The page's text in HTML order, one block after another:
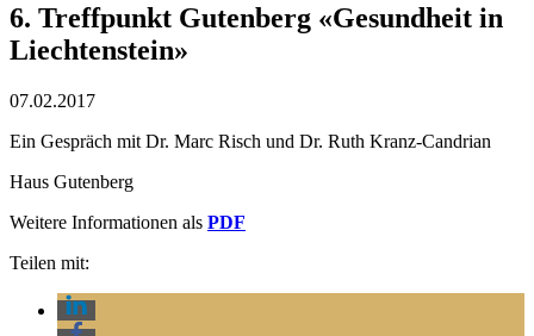
6. Treffpunkt Gutenberg «Gesundheit in
Liechtenstein»
07.02.2017
Ein Gespräch mit Dr. Marc Risch und Dr. Ruth Kranz-Candrian
Haus Gutenberg
Weitere Informationen als PDF
Teilen mit: